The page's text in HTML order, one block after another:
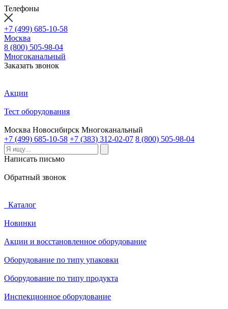
Телефоны
+7 (499) 685-10-58
Москва
8 (800) 505-98-04
Многоканальный
Заказать звонок
Акции
Тест оборудования
Москва Новосибирск Многоканальный
+7 (499) 685-10-58 +7 (383) 312-02-07 8 (800) 505-98-04
Написать письмо
Обратный звонок
Каталог
Новинки
Акции и восстановленное оборудование
Оборудование по типу упаковки
Оборудование по типу продукта
Инспекционное оборудование